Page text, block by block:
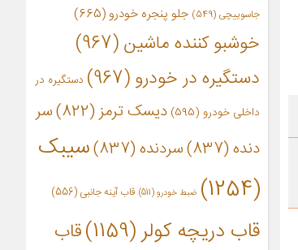
جاسوییچی (549) جلو پنجره خودرو (665)
خوشبو کننده ماشین(967)
دستگیره در خودرو(967)
دستگیره در
داخلی خودرو (595) دیسک ترمز(822)
سر
دنده(837) سردنده(837)
سیبک
(1254)
ضبط خودرو(511) قاب آینه جانبی (556)
قاب دریچه کولر(1159)
قاب